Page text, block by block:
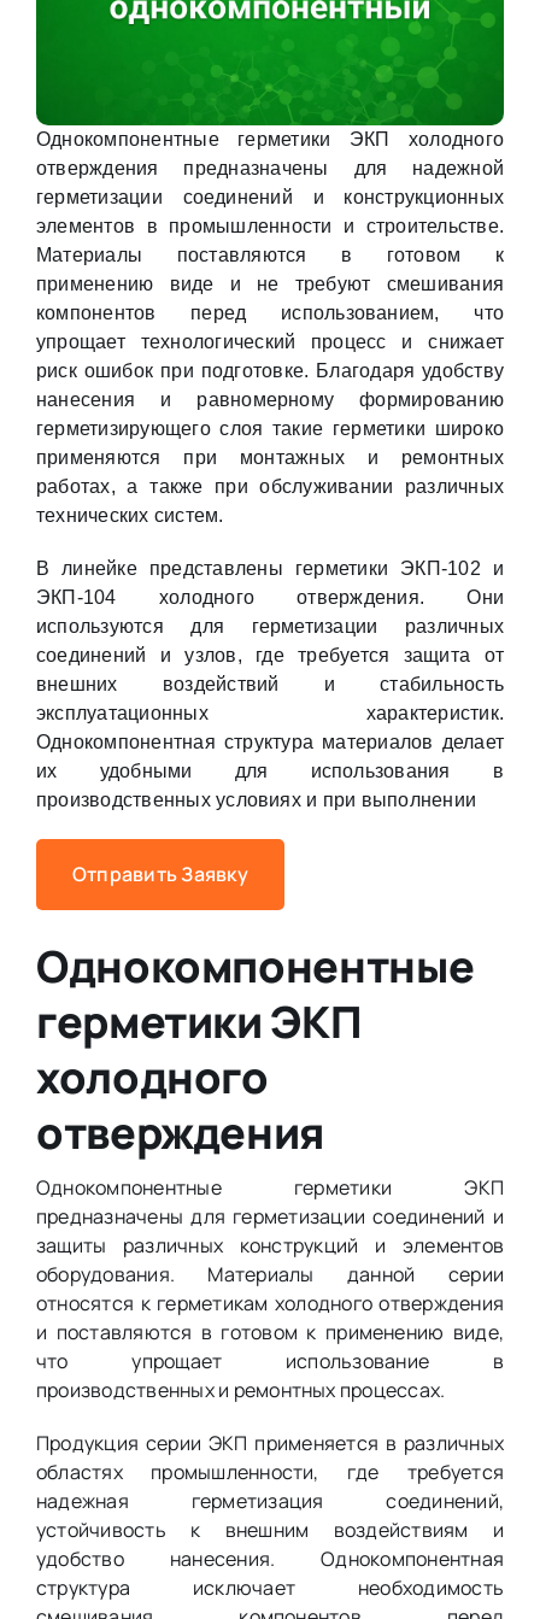
Однокомпонентные герметики ЭКП холодного
отверждения предназначены для надежной
герметизации соединений и конструкционных
элементов в промышленности и строительстве.
Материалы поставляются в готовом к
применению виде и не требуют смешивания
компонентов перед использованием, что
упрощает технологический процесс и снижает
риск ошибок при подготовке. Благодаря удобству
нанесения и равномерному формированию
герметизирующего слоя такие герметики широко
применяются при монтажных и ремонтных
работах, а также при обслуживании различных
технических систем.
В линейке представлены герметики ЭКП-102 и
ЭКП-104 холодного отверждения. Они
используются для герметизации различных
соединений и узлов, где требуется защита от
внешних воздействий и стабильность
эксплуатационных характеристик.
Однокомпонентная структура материалов делает
их удобными для использования в
производственных условиях и при выполнении
Отправить Заявку
Однокомпонентные
герметики ЭКП
холодного
отверждения
Однокомпонентные герметики ЭКП
предназначены для герметизации соединений и
защиты различных конструкций и элементов
оборудования. Материалы данной серии
относятся к герметикам холодного отверждения
и поставляются в готовом к применению виде,
что упрощает использование в
производственных и ремонтных процессах.
Продукция серии ЭКП применяется в различных
областях промышленности, где требуется
надежная герметизация соединений,
устойчивость к внешним воздействиям и
удобство нанесения. Однокомпонентная
структура исключает необходимость